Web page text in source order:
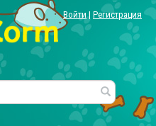
Войти| Регистрация